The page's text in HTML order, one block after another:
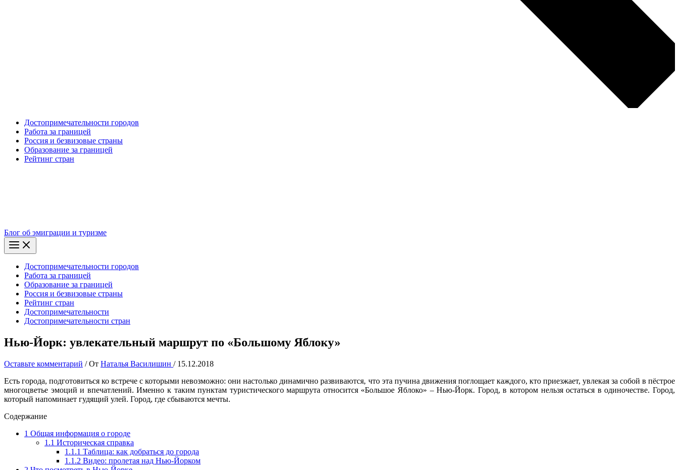
Достопримечательности городов
Работа за границей
Россия и безвизовые страны
Образование за границей
Рейтинг стран
Блог об эмиграции и туризме
Достопримечательности городов
Работа за границей
Образование за границей
Россия и безвизовые страны
Рейтинг стран
Достопримечательности
Достопримечательности стран
Нью-Йорк: увлекательный маршрут по «Большому Яблоку»
Оставьте комментарий / От Наталья Василишин / 15.12.2018
Есть города, подготовиться ко встрече с которыми невозможно: они настолько динамично развиваются, что эта пучина движения поглощает каждого, кто приезжает, увлекая за собой в пёстрое
многоцветье эмоций и впечатлений. Именно к таким пунктам туристического маршрута относится «Большое Яблоко» – Нью-Йорк. Город, в котором нельзя остаться в одиночестве. Город,
который напоминает гудящий улей. Город, где сбываются мечты.
Содержание
1 Общая информация о городе
1.1 Историческая справка
1.1.1 Таблица: как добраться до города
1.1.2 Видео: пролетая над Нью-Йорком